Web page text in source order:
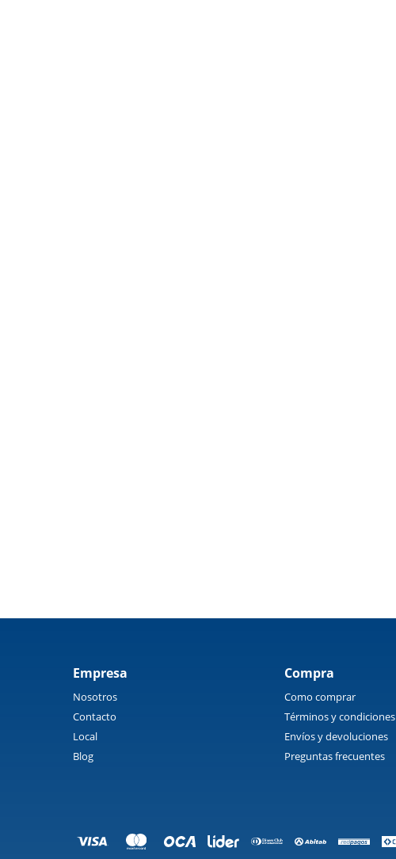
Empresa
Nosotros
Contacto
Local
Blog
Compra
Como comprar
Términos y condiciones
Envíos y devoluciones
Preguntas frecuentes